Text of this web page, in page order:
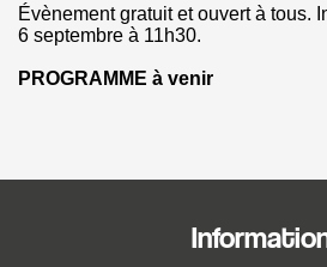
Évènement gratuit et ouvert à tous.
6 septembre à 11h30.
PROGRAMME à venir